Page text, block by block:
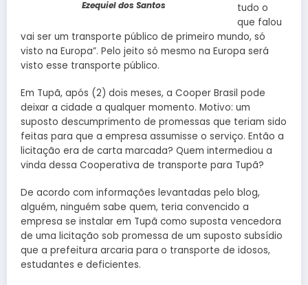
Ezequiel dos Santos
tudo o
que falou
vai ser um transporte público de primeiro mundo, só
visto na Europa”. Pelo jeito só mesmo na Europa será
visto esse transporte público.
Em Tupã, após (2) dois meses, a Cooper Brasil pode
deixar a cidade a qualquer momento. Motivo: um
suposto descumprimento de promessas que teriam sido
feitas para que a empresa assumisse o serviço. Então a
licitação era de carta marcada? Quem intermediou a
vinda dessa Cooperativa de transporte para Tupã?
De acordo com informações levantadas pelo blog,
alguém, ninguém sabe quem, teria convencido a
empresa se instalar em Tupã como suposta vencedora
de uma licitação sob promessa de um suposto subsídio
que a prefeitura arcaria para o transporte de idosos,
estudantes e deficientes.